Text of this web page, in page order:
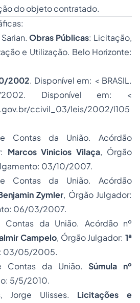
do objeto contratado.
Sarian.Obras Públicas: Licitação,
e Utilização. Belo Horizonte:
2002. Disponível em: < BRASIL.
Disponível em: <
ccivil_03/leis/2002/l105
Contas da União. Acórdão
Marcos Vinicios Vilaça, Órgão
03/10/2007.
Contas da União. Acórdão
Zymler, Órgão Julgador:
06/03/2007.
Contas da União. Acórdão nº
Campelo, Órgão Julgador:1ª
03/05/2005.
Contas da União.Súmula nº
5/5/2010.
Jorge Ulisses. Licitações e